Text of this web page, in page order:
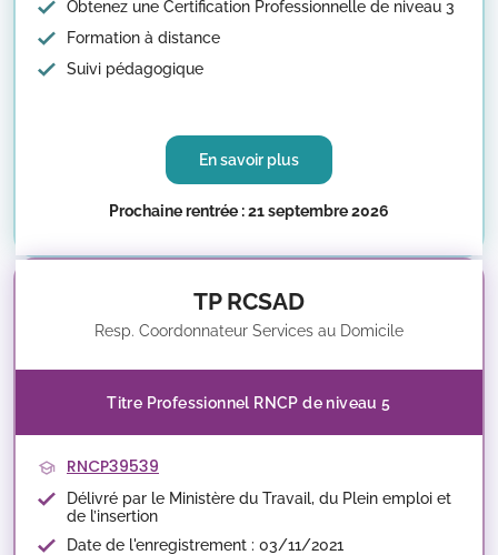
Obtenez une Certification Professionnelle de niveau 3
Formation à distance
Suivi pédagogique
En savoir plus
Prochaine rentrée : 21 septembre 2026
TP RCSAD
Resp. Coordonnateur Services au Domicile
Titre Professionnel RNCP de niveau 5
RNCP39539
Délivré par le Ministère du Travail, du Plein emploi et
de l’insertion
Date de l'enregistrement : 03/11/2021